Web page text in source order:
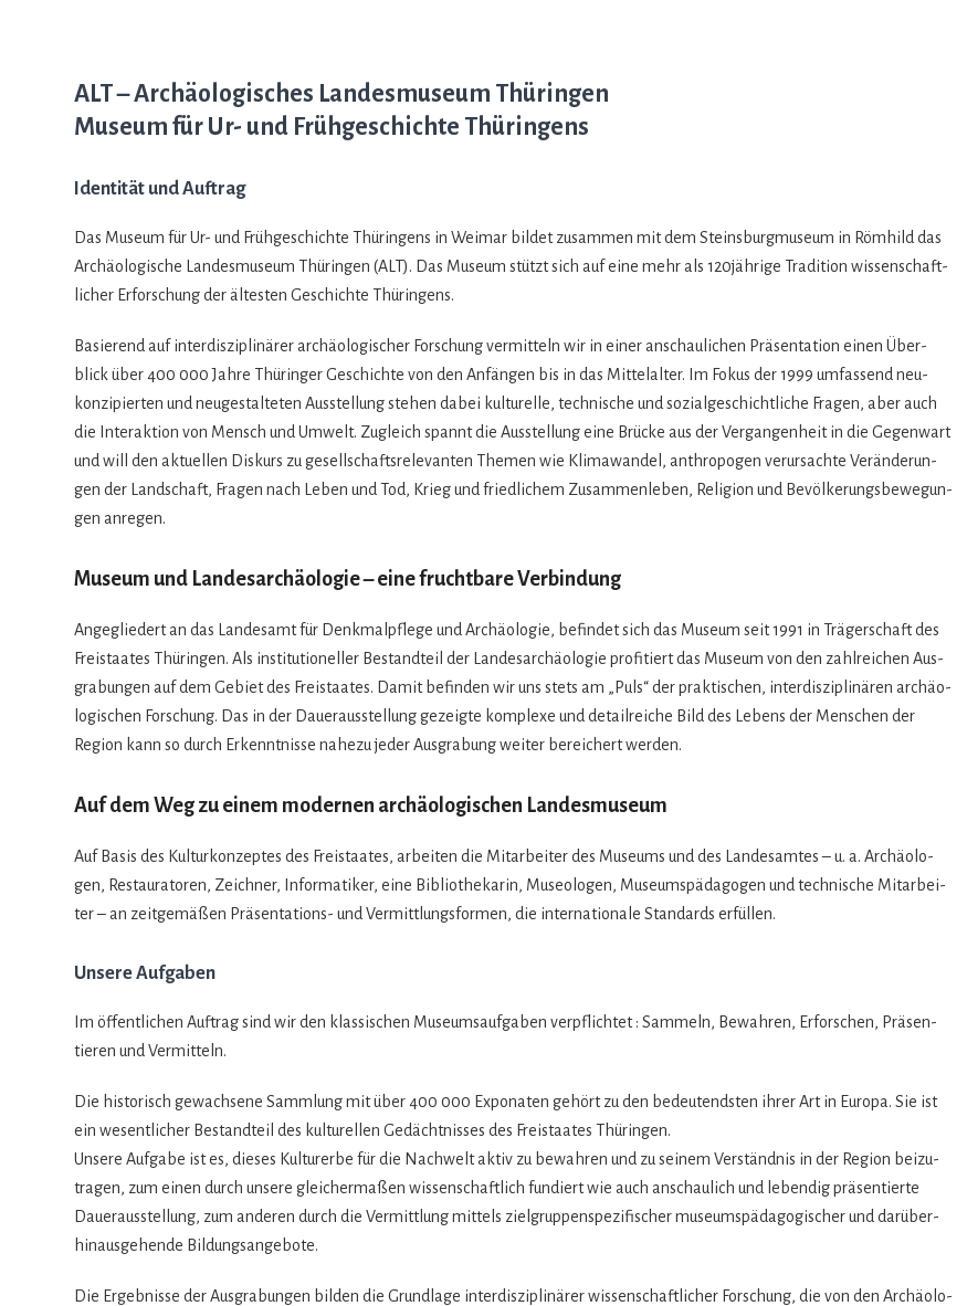
ALT – Archäologisches Landesmuseum Thüringen
Museum für Ur- und Frühgeschichte Thüringens
Identität und Auftrag
Das Museum für Ur- und Früh­ge­schichte Thü­rin­gens in Wei­mar bil­det zusam­men mit dem Steins­burg­mu­seum in Röm­hild das
Archäo­lo­gi­sche Lan­des­mu­seum Thü­rin­gen (ALT). Das Museum stützt sich auf eine mehr als 120jährige Tra­di­tion wis­sen­schaft­
li­cher Erfor­schung der ältes­ten Geschichte Thüringens.
Basie­rend auf inter­dis­zi­pli­nä­rer archäo­lo­gi­scher For­schung ver­mit­teln wir in einer anschau­li­chen Prä­sen­ta­tion einen Über­
blick über 400 000 Jahre Thü­rin­ger Geschichte von den Anfän­gen bis in das Mit­tel­al­ter. Im Fokus der 1999 umfas­send neu­
kon­zi­pier­ten und neu­ge­stal­te­ten Aus­stel­lung ste­hen dabei kul­tu­relle, tech­ni­sche und sozi­al­ge­schicht­li­che Fra­gen, aber auch
die Inter­ak­tion von Mensch und Umwelt. Zugleich spannt die Aus­stel­lung eine Brü­cke aus der Ver­gan­gen­heit in die Gegen­wart
und will den aktu­el­len Dis­kurs zu gesell­schafts­re­le­van­ten The­men wie Kli­ma­wan­del, anthro­po­gen ver­ur­sachte Ver­än­de­run­
gen der Land­schaft, Fra­gen nach Leben und Tod, Krieg und fried­li­chem Zusam­men­le­ben, Reli­gion und Bevöl­ke­rungs­be­we­gun­
gen anregen.
Museum und Landesarchäologie – eine fruchtbare Verbindung
Ange­glie­dert an das Lan­des­amt für Denk­mal­pflege und Archäo­lo­gie, befin­det sich das Museum seit 1991 in Trä­ger­schaft des
Frei­staa­tes Thü­rin­gen. Als insti­tu­tio­nel­ler Bestand­teil der Lan­des­ar­chäo­lo­gie pro­fi­tiert das Museum von den zahl­rei­chen Aus­
gra­bun­gen auf dem Gebiet des Frei­staa­tes. Damit befin­den wir uns stets am „Puls“ der prak­ti­schen, inter­dis­zi­pli­nä­ren archäo­
lo­gi­schen For­schung. Das in der Dau­er­aus­stel­lung gezeigte kom­plexe und detail­rei­che Bild des Lebens der Men­schen der
Region kann so durch Erkennt­nisse nahezu jeder Aus­gra­bung wei­ter berei­chert werden.
Auf dem Weg zu einem modernen archäologischen Landesmuseum
Auf Basis des Kul­tur­kon­zep­tes des Frei­staa­tes, arbei­ten die Mit­ar­bei­ter des Muse­ums und des Lan­des­am­tes – u. a. Archäo­lo­
gen, Restau­ra­to­ren, Zeich­ner, Infor­ma­ti­ker, eine Biblio­the­ka­rin, Museo­lo­gen, Muse­ums­päd­ago­gen und tech­ni­sche Mit­ar­bei­
ter – an zeit­ge­mä­ßen Prä­sen­ta­ti­ons- und Ver­mitt­lungs­for­men, die inter­na­tio­nale Stan­dards erfüllen.
Unsere Aufgaben
Im öffent­li­chen Auf­trag sind wir den klas­si­schen Muse­ums­auf­ga­ben ver­pflich­tet : Sam­meln, Bewah­ren, Erfor­schen, Prä­sen­
tie­ren und Vermitteln.
Die his­to­risch gewach­sene Samm­lung mit über 400 000 Expo­na­ten gehört zu den bedeu­tends­ten ihrer Art in Europa. Sie ist
ein wesent­li­cher Bestand­teil des kul­tu­rel­len Gedächt­nis­ses des Frei­staa­tes Thüringen.
Unsere Auf­gabe ist es, die­ses Kul­tur­erbe für die Nach­welt aktiv zu bewah­ren und zu sei­nem Ver­ständ­nis in der Region bei­zu­
tra­gen, zum einen durch unsere glei­cher­ma­ßen wis­sen­schaft­lich fun­diert wie auch anschau­lich und leben­dig prä­sen­tierte
Dau­er­aus­stel­lung, zum ande­ren durch die Ver­mitt­lung mit­tels ziel­grup­pen­spe­zi­fi­scher muse­ums­päd­ago­gi­scher und dar­über­
hin­aus­ge­hende Bildungsangebote.
Die Ergeb­nisse der Aus­gra­bun­gen bil­den die Grund­lage inter­dis­zi­pli­nä­rer wis­sen­schaft­li­cher For­schung, die von den Archäo­lo­